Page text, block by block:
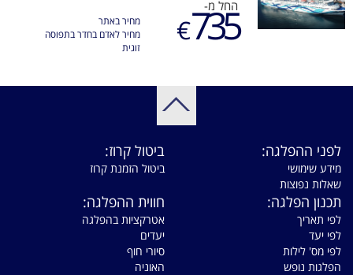
החל מ-
735
€
מחיר באתר
מחיר לאדם בחדר בתפוסה
זוגית
לפני ההפלגה:
מידע שימושי
שאלות נפוצות
ביטול קרוז:
ביטול הזמנת קרוז
תכנון הפלגה:
לפי תאריך
לפי יעד
לפי מס' לילות
הפלגות נופש
חווית ההפלגה:
אטרקציות בהפלגה
יעדים
סיורי חוף
האוניה